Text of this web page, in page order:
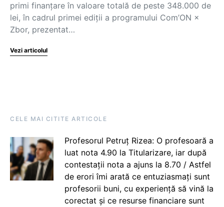
primi finanțare în valoare totală de peste 348.000 de
lei, în cadrul primei ediții a programului Com’ON ×
Zbor, prezentat…
Vezi articolul
CELE MAI CITITE ARTICOLE
Profesorul Petruț Rizea: O profesoară a
luat nota 4.90 la Titularizare, iar după
contestații nota a ajuns la 8.70 / Astfel
de erori îmi arată ce entuziasmați sunt
profesorii buni, cu experiență să vină la
corectat și ce resurse financiare sunt